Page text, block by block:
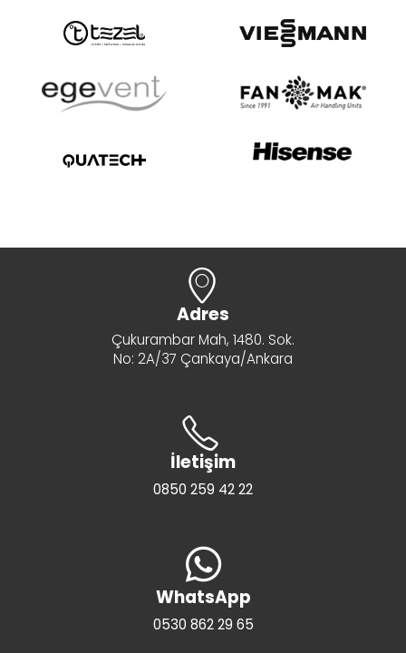
Adres
Çukurambar Mah, 1480. Sok.
No: 2A/37 Çankaya/Ankara
İletişim
0850 259 42 22
WhatsApp
0530 862 29 65